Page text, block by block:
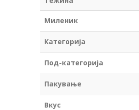
Миленик
Категорија
Под-категорија
Пакување
Вкус